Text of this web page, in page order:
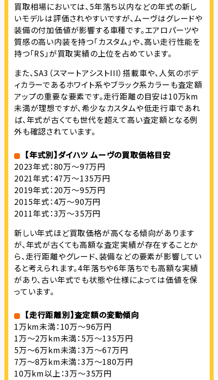
買取相場においては、5年落ち以内などの年式の新し
いモデルは評価されやすいですが、ムーヴはグレードや
装備の付加価値が影響する車種です。エアロパーツや
質感の高い内装を持つ「カスタム」や、高い走行性能を
持つ「RS」が買取実績の上位を占めています。
また、SA3（スマートアシストIII）搭載車や、人気のボデ
ィカラーであるホワイト系やブラック系カラーも査定額
アップの重要な要素です。走行距離の目安は10万km
未満が理想ですが、希少なカスタムや低走行車であれ
ば、年式が古くても世代を超えて高い査定額となる例
外も確認されています。
【年式別】ダイハツ ムーヴの買取価格目安
2023年式：80万～97万円
2021年式：47万～135万円
2019年式：20万～95万円
2015年式：4万～90万円
2011年式：3万～35万円
新しい年式ほど買取価格が高くなる傾向があります
が、年式が古くても高額な査定実績が存在することか
ら、走行距離やグレード、装備などの要素が影響してい
ると考えられます。4年落ちや6年落ちでも高額な実績
があり、古い年式でも状態や仕様によっては価値を保
っています。
【走行距離別】査定額の変動傾向
1万km未満：10万～96万円
1万～2万km未満：5万～135万円
5万～6万km未満：3万～67万円
7万～8万km未満：3万～180万円
10万km以上：3万～35万円